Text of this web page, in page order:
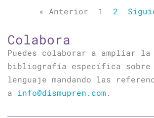
« Anterior 1 2
Colabora
Puedes colaborar a ampliar la
bibliografía específica sobre
lenguaje mandando las
a info@dismupren.com .